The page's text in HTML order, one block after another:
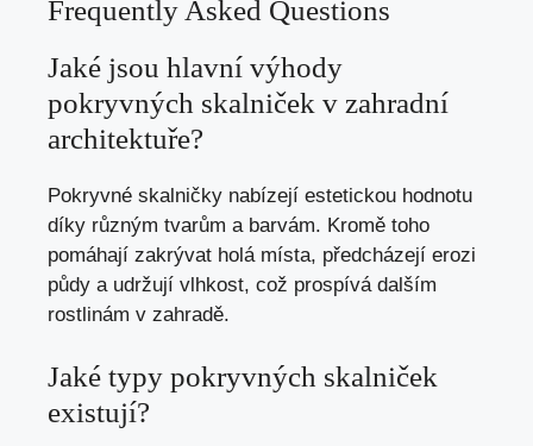
Frequently Asked Questions
Jaké jsou hlavní výhody
pokryvných skalniček v zahradní
architektuře?
Pokryvné skalničky nabízejí estetickou hodnotu
díky různým tvarům a barvám. Kromě toho
pomáhají zakrývat holá místa, předcházejí erozi
půdy a udržují vlhkost, což prospívá dalším
rostlinám v zahradě.
Jaké typy pokryvných skalniček
existují?